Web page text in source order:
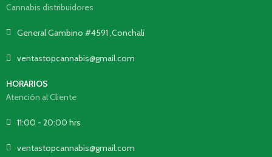
Cannabis distribuidores
General Gambino #4591 ,Conchalí
ventastopcannabis@gmail.com
HORARIOS
Atención al Cliente
11:00 - 20:00 hrs
ventastopcannabis@gmail.com